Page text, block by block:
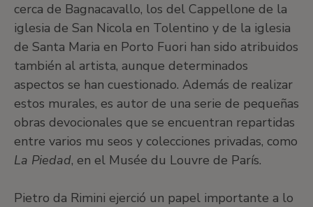
cerca de Bagnacavallo, los del Cappellone de la
iglesia de San Nicola en Tolentino y de la iglesia
de Santa Maria en Porto Fuori han sido atribuidos
también al artista, aunque determinados
aspectos se han cuestionado. Además de realizar
estos murales, es autor de una serie de pequeñas
obras devocionales que se encuentran repartidas
entre varios mu seos y colecciones privadas, como
La Piedad, en el Musée du Louvre de París.
Pietro da Rimini ejerció un papel importante a lo